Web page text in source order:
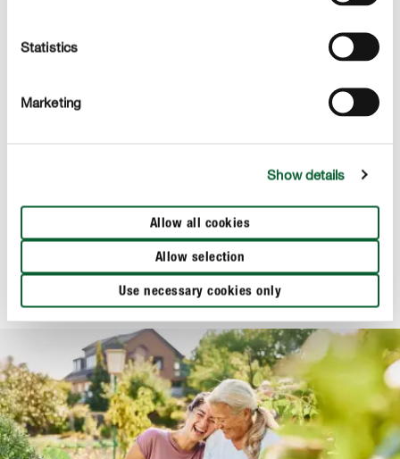
Statistics
Marketing
Show details
Allow all cookies
Allow selection
Use necessary cookies only
COMPO BIO Bodenschutz Pellets